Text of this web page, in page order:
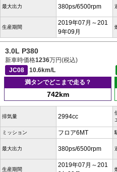
最大出力 380ps/6500rpm
生産期間
2019年07月～201
9年09月
3.0L P380
新車時価格1236万円(税込)
JC08
10.6km/L
満タンでどこまで走る？
742km
排気量 2994cc
ミッション フロア6MT
最大出力 380ps/6500rpm
生産期間
2019年07月～201